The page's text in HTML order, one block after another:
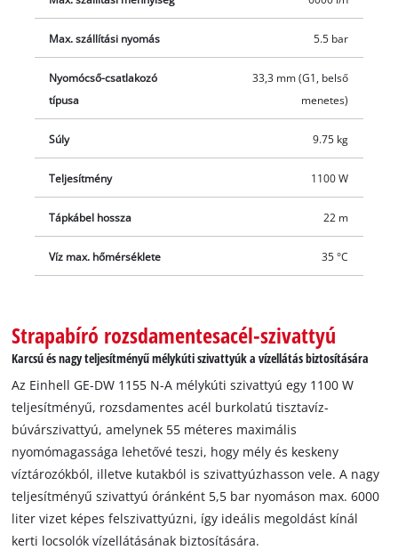
vizet is képes felszivattyúzni. A robusztus készüléket egy sor
biztonsági funkció teszi még biztonságosabbá. A szivattyúház
és szűrő, valamint a nyomócső-csatlakozó betétje
rozsdamentes acélból készültek. Ezek – a kiváló minőségű
csúszógyűrűs tömítéssel együtt – hozzájárulnak a készülék
meghosszabbításához. A szárazon futás elleni védelem
megóvja a készüléket abban az esetben, ha megszűnne a
vízellátás. A nyomócső-csatlakozó (33,3 mm / 1”, belső
menetes) a szivattyú könnyen hozzáférhető felső részén
található. Az integrált visszacsapó szelep megakadályozza,
hogy a víz visszafolyjon. A láb megakadályozza, hogy a
Max. szállítási nyomás 5.5 bar
Nyomócső-csatlakozó
típusa
33,3 mm (G1, belső
menetes)
Súly 9.75 kg
Teljesítmény 1100 W
Tápkábel hossza 22 m
Víz max. hőmérséklete 35 °C
Strapabíró rozsdamentesacél-szivattyú
Karcsú és nagy teljesítményű mélykúti szivattyúk a vízellátás biztosítására
Az Einhell GE-DW 1155 N-A mélykúti szivattyú egy 1100 W
teljesítményű, rozsdamentes acél burkolatú tisztavíz-
búvárszivattyú, amelynek 55 méteres maximális
nyomómagassága lehetővé teszi, hogy mély és keskeny
víztározókból, illetve kutakból is szivattyúzhasson vele. A nagy
teljesítményű szivattyú óránként 5,5 bar nyomáson max. 6000
liter vizet képes felszivattyúzni, így ideális megoldást kínál
kerti locsolók vízellátásának biztosítására.